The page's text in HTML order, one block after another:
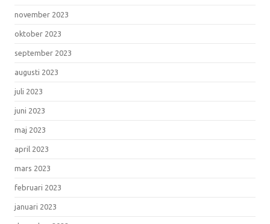
november 2023
oktober 2023
september 2023
augusti 2023
juli 2023
juni 2023
maj 2023
april 2023
mars 2023
februari 2023
januari 2023